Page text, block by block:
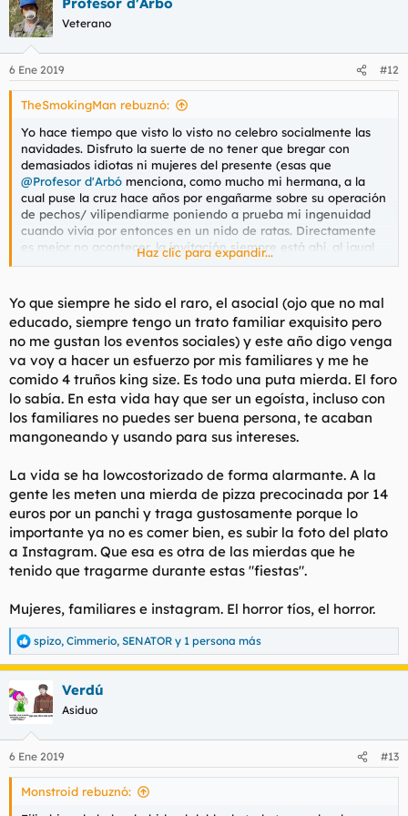
Veterano
6 Ene 2019 #12
TheSmokingMan rebuznó:
Yo hace tiempo que visto lo visto no celebro socialmente las
navidades. Disfruto la suerte de no tener que bregar con
demasiados idiotas ni mujeres del presente (esas que
@Profesor d'Arbó menciona, como mucho mi hermana, a la
cual puse la cruz hace años por engañarme sobre su operación
de pechos/ vilipendiarme poniendo a prueba mi ingenuidad
cuando vivía por entonces en un nido de ratas. Directamente
es mejor no acontecer, la invitación siempre está ahí, al igual
que la desgana en cuanto a celebración. Gana la desgana y
fulana y tanta liturgia navideña
@Profesor d'Arbó
Lo de las franquicias, no lo paso a valorar, son lugares de paso,
lugares de encuentro, no remarco la calidad del sitio porque ya
de por sí los considero como una enorme mierda, calidad
desastrosa y precios nada populares, hechos a imagen y
semejanza de aquellos infraseres de cartera fácil que no saben
distinguir el grano de la paja y que entran a trapo con
cualquier cosa. Hace no mucho tuve una disputa con una
fémina, por esa escoria de cafeterías (Starbucks), en afán de
a tomar un chai latte (té especiado) por el mero hecho de
posturear, sacar fotos y poder decir: "hago lo que la mayoría de
los que veo en redes sociales". Accedí (previa disputa).
La chabacanería, no ha vuelto para quedarse, siempre ha
estado, pero por temporadas se hace más notable, más
presente. Y la mujer de hoy da mucha pena, al igual que la
tiempo.
Haz clic para expandir...
Yo que siempre he sido el raro, el asocial (ojo que no mal
educado, siempre tengo un trato familiar exquisito pero
no me gustan los eventos sociales) y este año digo venga
va voy a hacer un esfuerzo por mis familiares y me he
comido 4 truños king size. Es todo una puta mierda. El foro
lo sabía. En esta vida hay que ser un egoísta, incluso con
los familiares no puedes ser buena persona, te acaban
mangoneando y usando para sus intereses.
La vida se ha lowcostorizado de forma alarmante. A la
gente les meten una mierda de pizza precocinada por 14
euros por un panchi y traga gustosamente porque lo
importante ya no es comer bien, es subir la foto del plato
a Instagram. Que esa es otra de las mierdas que he
tenido que tragarme durante estas "fiestas".
Mujeres, familiares e instagram. El horror tíos, el horror.
R
e
a
c
c
i
e
s
spizo, Cimmerio, SENATOR y 1 persona más
Verdú
Asiduo
6 Ene 2019 #13
Monstroid rebuznó: